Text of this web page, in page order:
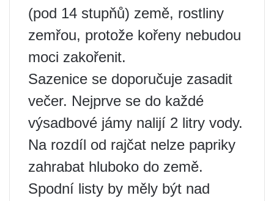
(pod 14 stupňů) země, rostliny
zemřou, protože kořeny nebudou
moci zakořenit.
Sazenice se doporučuje zasadit
večer. Nejprve se do každé
výsadbové jámy nalijí 2 litry vody.
Na rozdíl od rajčat nelze papriky
zahrabat hluboko do země.
Spodní listy by měly být nad